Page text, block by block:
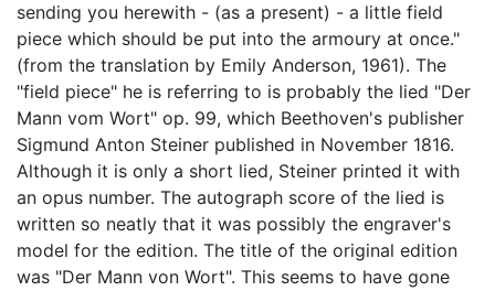
sending you herewith - (as a present) - a little field
piece which should be put into the armoury at once."
(from the translation by Emily Anderson, 1961). The
"field piece" he is referring to is probably the lied "Der
Mann vom Wort" op. 99, which Beethoven's publisher
Sigmund Anton Steiner published in November 1816.
Although it is only a short lied, Steiner printed it with
an opus number. The autograph score of the lied is
written so neatly that it was possibly the engraver's
model for the edition. The title of the original edition
was "Der Mann von Wort". This seems to have gone